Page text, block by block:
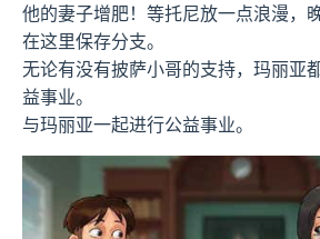
他的妻子增肥！等托尼放一点浪漫，
在这里保存分支。
无论有没有披萨小哥的支持，玛丽亚
益事业。
与玛丽亚一起进行公益事业。